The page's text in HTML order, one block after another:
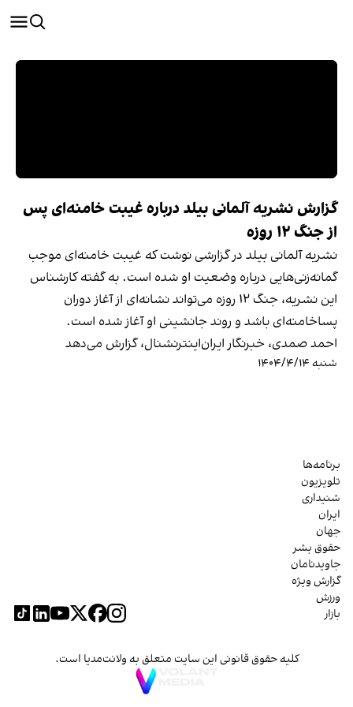
گزارش نشریه آلمانی بیلد درباره غیبت خامنه‌ای پس
از جنگ ۱۲ روزه
نشریه آلمانی بیلد در گزارشی نوشت که غیبت خامنه‌ای موجب
گمانه‌زنی‌هایی درباره وضعیت او شده است. به گفته کارشناس
این نشریه، جنگ ۱۲ روزه می‌تواند نشانه‌ای از آغاز دوران
پساخامنه‌ای باشد و روند جانشینی او آغاز شده است.
احمد صمدی، خبرنگار ایران‌اینترنشنال، گزارش می‌دهد
شنبه ۱۴۰۴/۴/۱۴
برنامه‌ها
تلویزیون
شنیداری
ایران
جهان
حقوق بشر
جاویدنامان
گزارش ویژه
ورزش
بازار
کلیه حقوق قانونی این سایت متعلق به ولانت‌مدیا است.